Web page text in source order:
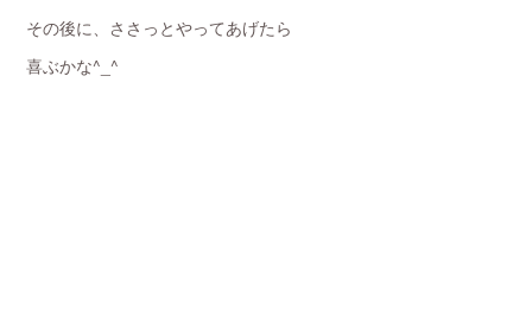
その後に、ささっとやってあげたら
喜ぶかな^_^